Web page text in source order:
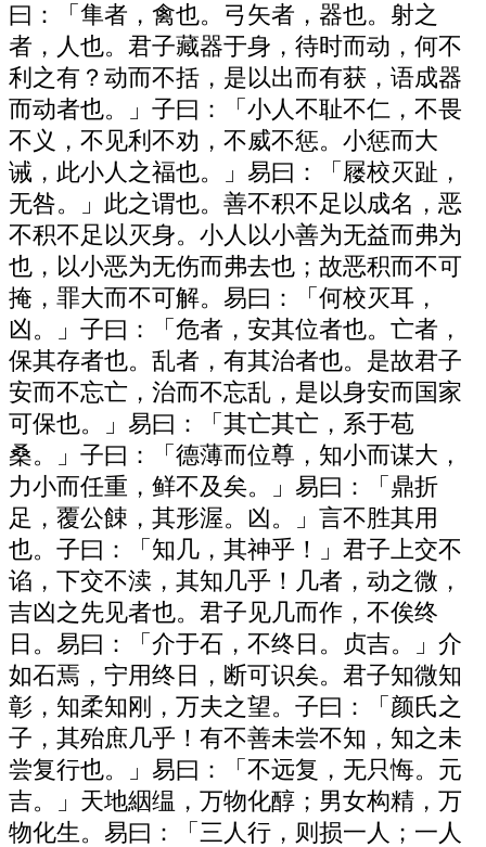
曰：「隼者，禽也。弓矢者，器也。射之
者，人也。君子藏器于身，待时而动，何不
利之有？动而不括，是以出而有获，语成器
而动者也。」子曰：「小人不耻不仁，不畏
不义，不见利不劝，不威不惩。小惩而大
诫，此小人之福也。」易曰：「屦校灭趾，
无咎。」此之谓也。善不积不足以成名，恶
不积不足以灭身。小人以小善为无益而弗为
也，以小恶为无伤而弗去也；故恶积而不可
掩，罪大而不可解。易曰：「何校灭耳，
凶。」子曰：「危者，安其位者也。亡者，
保其存者也。乱者，有其治者也。是故君子
安而不忘亡，治而不忘乱，是以身安而国家
可保也。」易曰：「其亡其亡，系于苞
桑。」子曰：「德薄而位尊，知小而谋大，
力小而任重，鲜不及矣。」易曰：「鼎折
足，覆公餗，其形渥。凶。」言不胜其用
也。子曰：「知几，其神乎！」君子上交不
谄，下交不渎，其知几乎！几者，动之微，
吉凶之先见者也。君子见几而作，不俟终
日。易曰：「介于石，不终日。贞吉。」介
如石焉，宁用终日，断可识矣。君子知微知
彰，知柔知刚，万夫之望。子曰：「颜氏之
子，其殆庶几乎！有不善未尝不知，知之未
尝复行也。」易曰：「不远复，无只悔。元
吉。」天地絪缊，万物化醇；男女构精，万
物化生。易曰：「三人行，则损一人；一人